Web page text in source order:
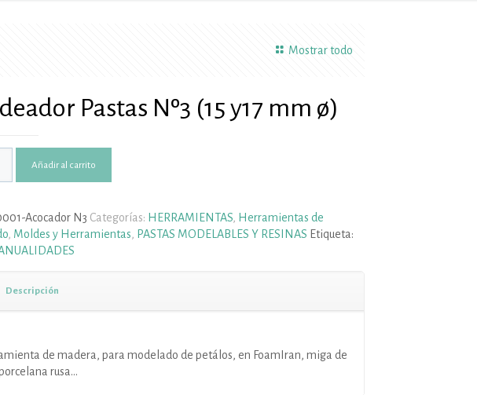
Mostrar todo
Pastas Nº3 (15 y17 mm ø)
Añadir al carrito
Acocador N3 Categorías: HERRAMIENTAS,
Herramientas de
, Moldes y Herramientas PASTAS MODELABLES Y RESINAS Etiqueta:
Descripción
de madera, para modelado de petálos, en FoamIran, miga de
rusa…